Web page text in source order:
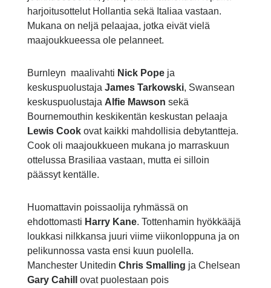
harjoitusottelut Hollantia sekä Italiaa vastaan.
Mukana on neljä pelaajaa, jotka eivät vielä
maajoukkueessa ole pelanneet.
Burnleyn maalivahti Nick Popeja
keskuspuolustaja James Tarkowski, Swansean
keskuspuolustaja Alfie Mawson sekä
Bournemouthin keskikentän keskustan pelaaja
Lewis Cookovat kaikki mahdollisia debytantteja.
Cook oli maajoukkueen mukana jo marraskuun
ottelussa Brasiliaa vastaan, mutta ei silloin
päässyt kentälle.
Huomattavin poissaolija ryhmässä on
ehdottomasti Harry Kane. Tottenhamin hyökkääjä
loukkasi nilkkansa juuri viime viikonloppuna ja on
pelikunnossa vasta ensi kuun puolella.
Manchester Unitedin Chris Smalling ja Chelsean
Gary Cahill
ovat puolestaan pois